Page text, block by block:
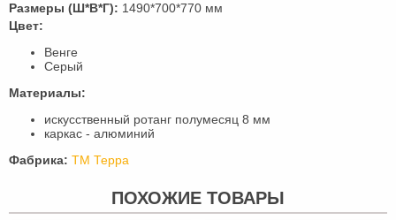
Размеры (Ш*В*Г): 1490*700*770 мм
Цвет:
Венге
Серый
Материалы:
искусственный ротанг полумесяц 8 мм
каркас - алюминий
Фабрика: ТМ Терра
ПОХОЖИЕ ТОВАРЫ